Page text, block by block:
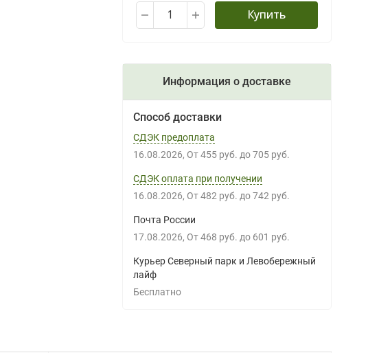
Купить
Информация о доставке
Способ доставки
СДЭК предоплата
16.08.2026 От 455 руб. до 705 руб.
СДЭК оплата при получении
16.08.2026 От 482 руб. до 742 руб.
Почта России
17.08.2026 От 468 руб. до 601 руб.
Курьер Северный парк и Левобережный
лайф
Бесплатно